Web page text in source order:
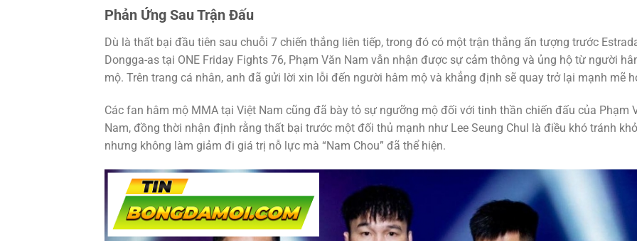
Phản Ứng Sau Trận Đấu
Dù là thất bại đầu tiên sau chuỗi 7 chiến thắng liên tiếp, trong đó có một trận thắng ấn tượng trước
Dongga-as tại ONE Friday Fights 76, Phạm Văn Nam vẫn nhận được sự cảm thông và ủng hộ từ người
mộ. Trên trang cá nhân, anh đã gửi lời xin lỗi đến người hâm mộ và khẳng định sẽ quay trở lại mạnh mẽ
Các fan hâm mộ MMA tại Việt Nam cũng đã bày tỏ sự ngưỡng mộ đối với tinh thần chiến đấu của Phạm
Nam, đồng thời nhận định rằng thất bại trước một đối thủ mạnh như Lee Seung Chul là điều khó tránh
nhưng không làm giảm đi giá trị nỗ lực mà “Nam Chou” đã thể hiện.